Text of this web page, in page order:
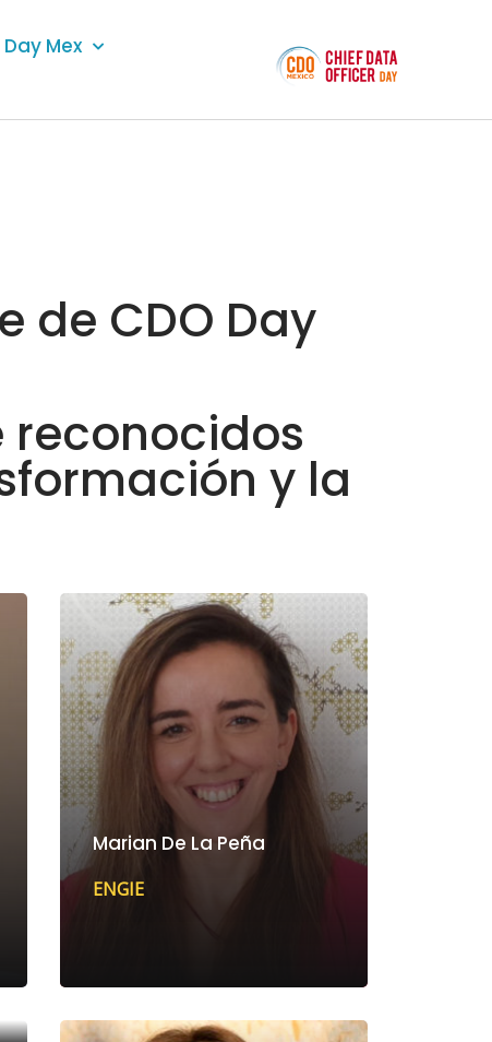
Day Mex
de CDO Day
reconocidos
y la
Marian De La Peña
ENGIE